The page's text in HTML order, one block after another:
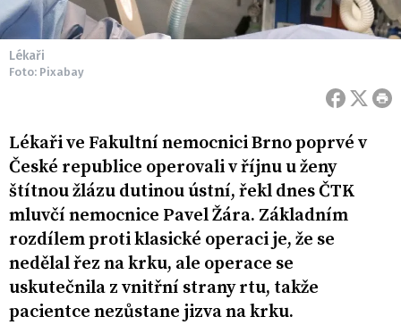
Lékaři
Foto: Pixabay
Lékaři ve Fakultní nemocnici Brno poprvé v
České republice operovali v říjnu u ženy
štítnou žlázu dutinou ústní, řekl dnes ČTK
mluvčí nemocnice Pavel Žára. Základním
rozdílem proti klasické operaci je, že se
nedělal řez na krku, ale operace se
uskutečnila z vnitřní strany rtu, takže
pacientce nezůstane jizva na krku.